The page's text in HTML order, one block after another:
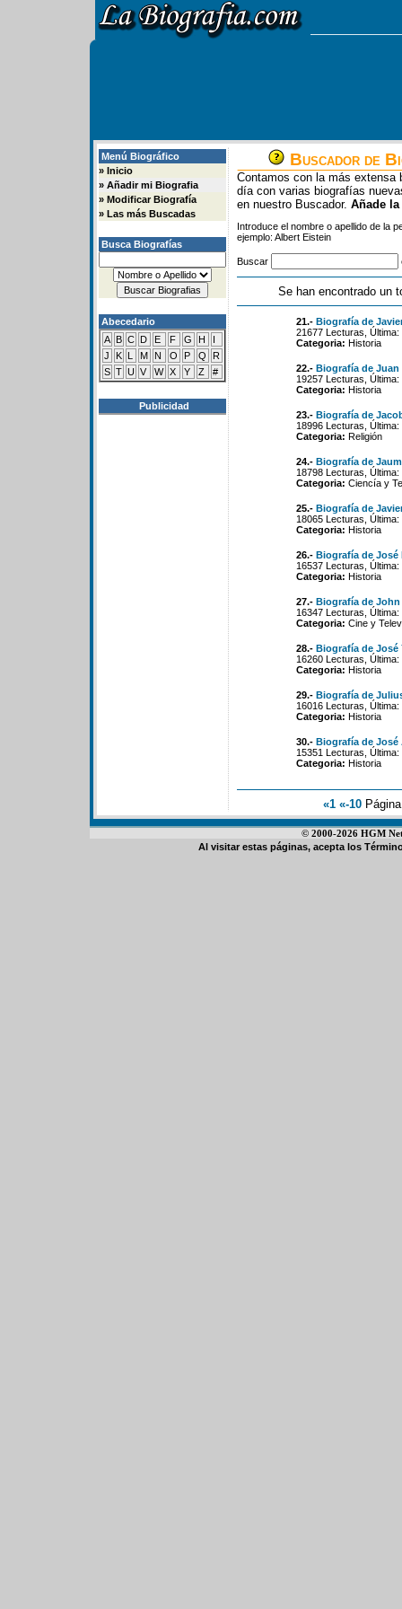
Menú Biográfico
» Inicio
» Añadir mi Biografia
» Modificar Biografía
» Las más Buscadas
Busca Biografías
Abecedario
A B C D E F G H
I
J
K L M N O P Q
R
S T U V W X Y Z #
Publicidad
Buscador de
Contamos con la más extensa
día con varias biografías
en nuestro Buscador. Añade
Introduce el nombre o apellido de la
ejemplo: Albert Eistein
Buscar
Se han encontrado un
21.- Biografía de
21677 Lecturas,
Categoria: Historia
22.- Biografía de
19257 Lecturas,
Categoria: Historia
23.- Biografía de
18996 Lecturas,
Categoria: Religión
24.- Biografía de
18798 Lecturas,
Categoria: Ciencía y
25.- Biografía de
18065 Lecturas,
Categoria: Historia
26.- Biografía de José
16537 Lecturas,
Categoria: Historia
27.- Biografía de John
16347 Lecturas,
Categoria: Cine y
28.- Biografía de José
16260 Lecturas,
Categoria: Historia
29.- Biografía de
16016 Lecturas,
Categoria: Historia
30.- Biografía de José
15351 Lecturas,
Categoria: Historia
«1 «-10
© 2000-2026 HGM
Al visitar estas páginas, acepta los